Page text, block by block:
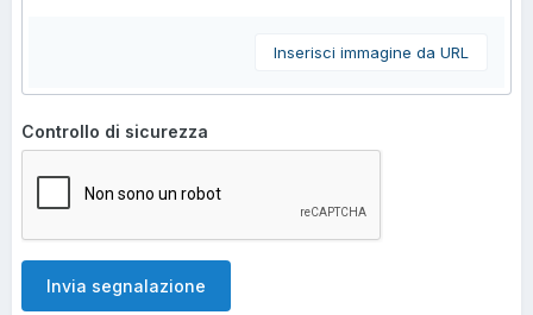
Inserisci immagine da URL
Controllo di sicurezza
Invia segnalazione